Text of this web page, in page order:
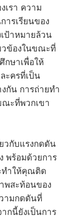
เรา ความ
ารเรียนของ
เป้าหมายล้วน
วข้องในขณะที่
กษาเพื่อให้
ะครที่เป็น
กัน การถ่ายทำ
ะที่พวกเขา
วกับแรงกดดัน
พร้อมด้วยการ
ทำให้คุณติด
พสะท้อนของ
ามกดดันที่
กนี้ยังเป็นการ